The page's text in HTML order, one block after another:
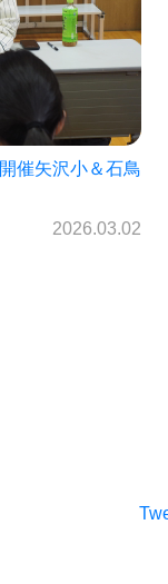
～巻堀中・青山
2026.07.22